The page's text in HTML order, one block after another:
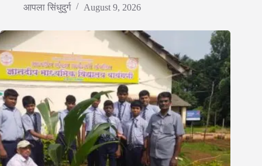
आपला सिंधुदुर्ग
August 9, 2026